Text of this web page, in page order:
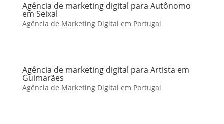
Agência de marketing digital para Autônomo
em Seixal
Agência de Marketing Digital em Portugal
Agência de marketing digital para Artista em
Guimarães
Agência de Marketing Digital em Portugal